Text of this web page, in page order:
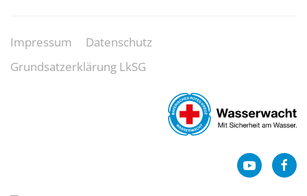
Impressum
Datenschutz
Grundsatzerklärung LkSG